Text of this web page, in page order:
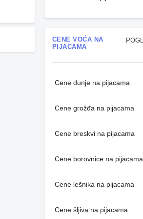
CENE VOĆA NA
PIJACAMA
Cene dunje na pijacama
Cene grožđa na pijacama
Cene breskvi na pijacama
Cene borovnice na pijacama
Cene lešnika na pijacama
Cene šljiva na pijacama